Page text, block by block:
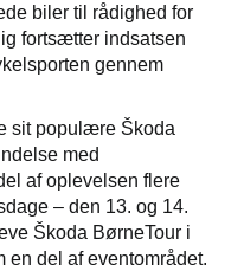
biler til rådighed for
fortsætter indsatsen
gennem
sit populære Škoda
med
af oplevelsen flere
– den 13. og 14.
Škoda BørneTour i
del af eventområdet.